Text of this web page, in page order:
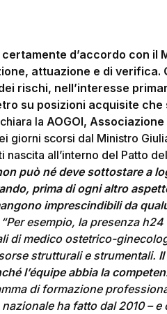
certamente d’accordo con
attuazione e di verifica.
rischi, nell’interesse
su posizioni acquisite
la AOGOI,
giorni scorsi dal Ministro
all’interno del Patto
può né deve sottostare a
prima di ogni altro
imprescindibili da
“Per esempio, la presenza
di medico ostetrico-
strutturali e strumentali.
l’équipe abbia la
di formazione
ha fatto dal 2010 –